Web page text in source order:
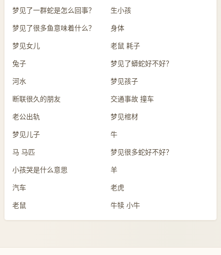
梦见了一群蛇是怎么回事？ 生小孩
梦见了很多鱼意味着什么？ 身体
梦见女儿 老鼠 耗子
兔子 梦见了蟒蛇好不好？
河水 梦见孩子
断联很久的朋友 交通事故 撞车
老公出轨 梦见棺材
梦见儿子 牛
马 马匹 梦见很多蛇好不好？
小孩哭是什么意思 羊
汽车 老虎
老鼠 牛犊 小牛